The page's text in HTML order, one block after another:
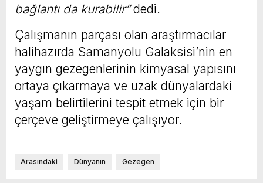
bağlantı da kurabilir”dedi.
Çalışmanın parçası olan araştırmacılar
halihazırda Samanyolu Galaksisi’nin en
yaygın gezegenlerinin kimyasal yapısını
ortaya çıkarmaya ve uzak dünyalardaki
yaşam belirtilerini tespit etmek için bir
çerçeve geliştirmeye çalışıyor.
Arasındaki Dünyanın Gezegen